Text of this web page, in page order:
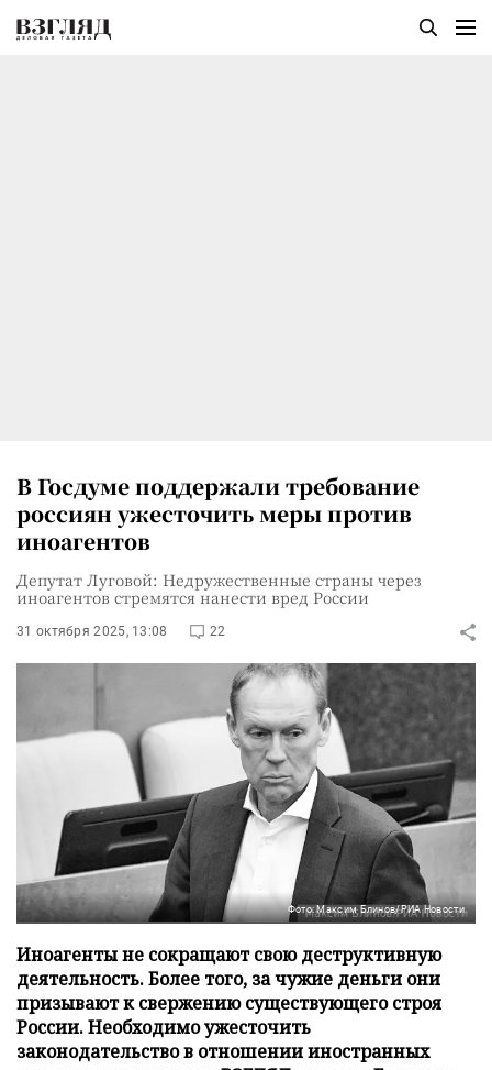
В Госдуме поддержали требование
россиян ужесточить меры против
иноагентов
Депутат Луговой: Недружественные страны через
иноагентов стремятся нанести вред России
31 октября 2025, 13:08 22
Фото: Максим Блинов/РИА Новости
Иноагенты не сокращают свою деструктивную
деятельность. Более того, за чужие деньги они
призывают к свержению существующего строя
России. Необходимо ужесточить
законодательство в отношении иностранных